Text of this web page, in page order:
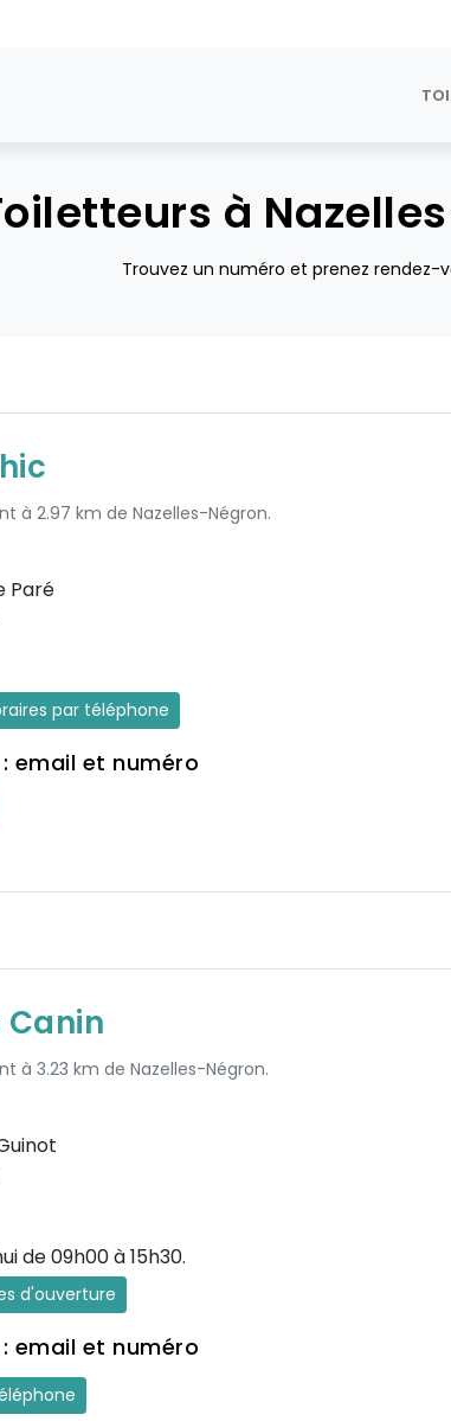
à
Trouvez un numéro et prenez rendez-
à 2.97 km de Nazelles-Négron.
Paré
par téléphone
email et numéro
Canin
à 3.23 km de Nazelles-Négron.
de 09h00 à 15h30.
d'ouverture
email et numéro